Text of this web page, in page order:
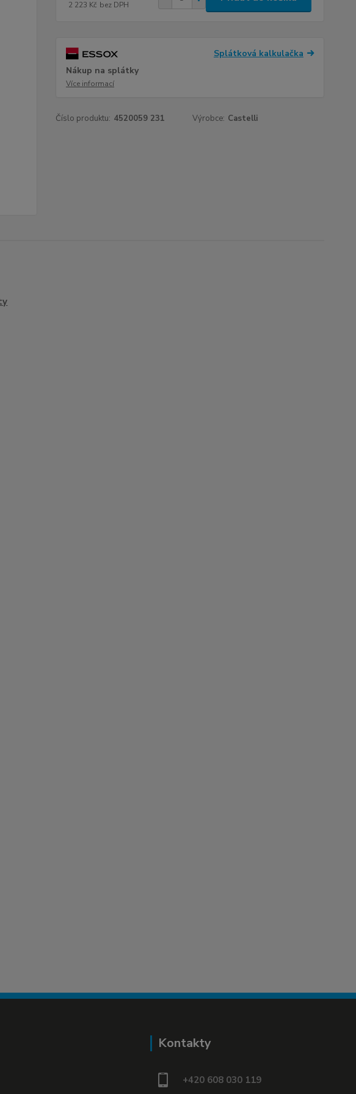
2 223 Kč bez DPH
Splátková kalkulačka
Nákup na splátky
Více informací
Číslo produktu: 4520059 231 Výrobce: Castelli
Kontakty
+420 608 030 119